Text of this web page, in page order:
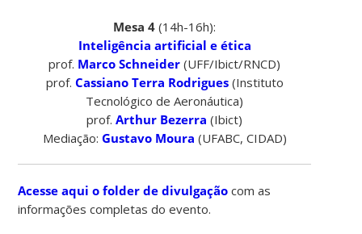
Mesa 4 (14h-16h):
Inteligência artificial e ética
prof. Marco Schneider (UFF/Ibict/RNCD)
prof. Cassiano Terra Rodrigues(Instituto
Tecnológico de Aeronáutica)
prof.Arthur Bezerra (Ibict)
Mediação: Gustavo Moura (UFABC, CIDAD)
Acesse aqui o folder de divulgação com as
informações completas do evento.